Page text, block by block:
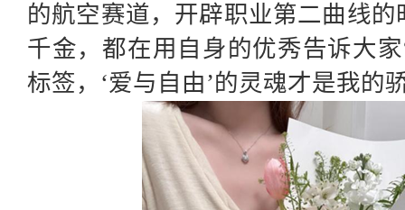
的航空赛道，开辟职业第二曲线
千金，都在用自身的优秀告诉大
标签，‘爱与自由’的灵魂才是我的